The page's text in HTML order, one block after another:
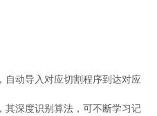
自动导入对应切割程序到达对应
其深度识别算法，可不断学习记